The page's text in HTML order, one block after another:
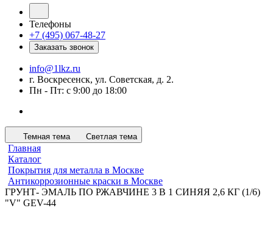
Телефоны
+7 (495) 067-48-27
Заказать звонок
info@1lkz.ru
г. Воскресенск, ул. Советская, д. 2.
Пн - Пт: с 9:00 до 18:00
Темная тема Светлая тема
Главная
Каталог
Покрытия для металла в Москве
Антикоррозионные краски в Москве
ГРУНТ- ЭМАЛЬ ПО РЖАВЧИНЕ 3 В 1 СИНЯЯ 2,6 КГ (1/6)
"V" GEV-44